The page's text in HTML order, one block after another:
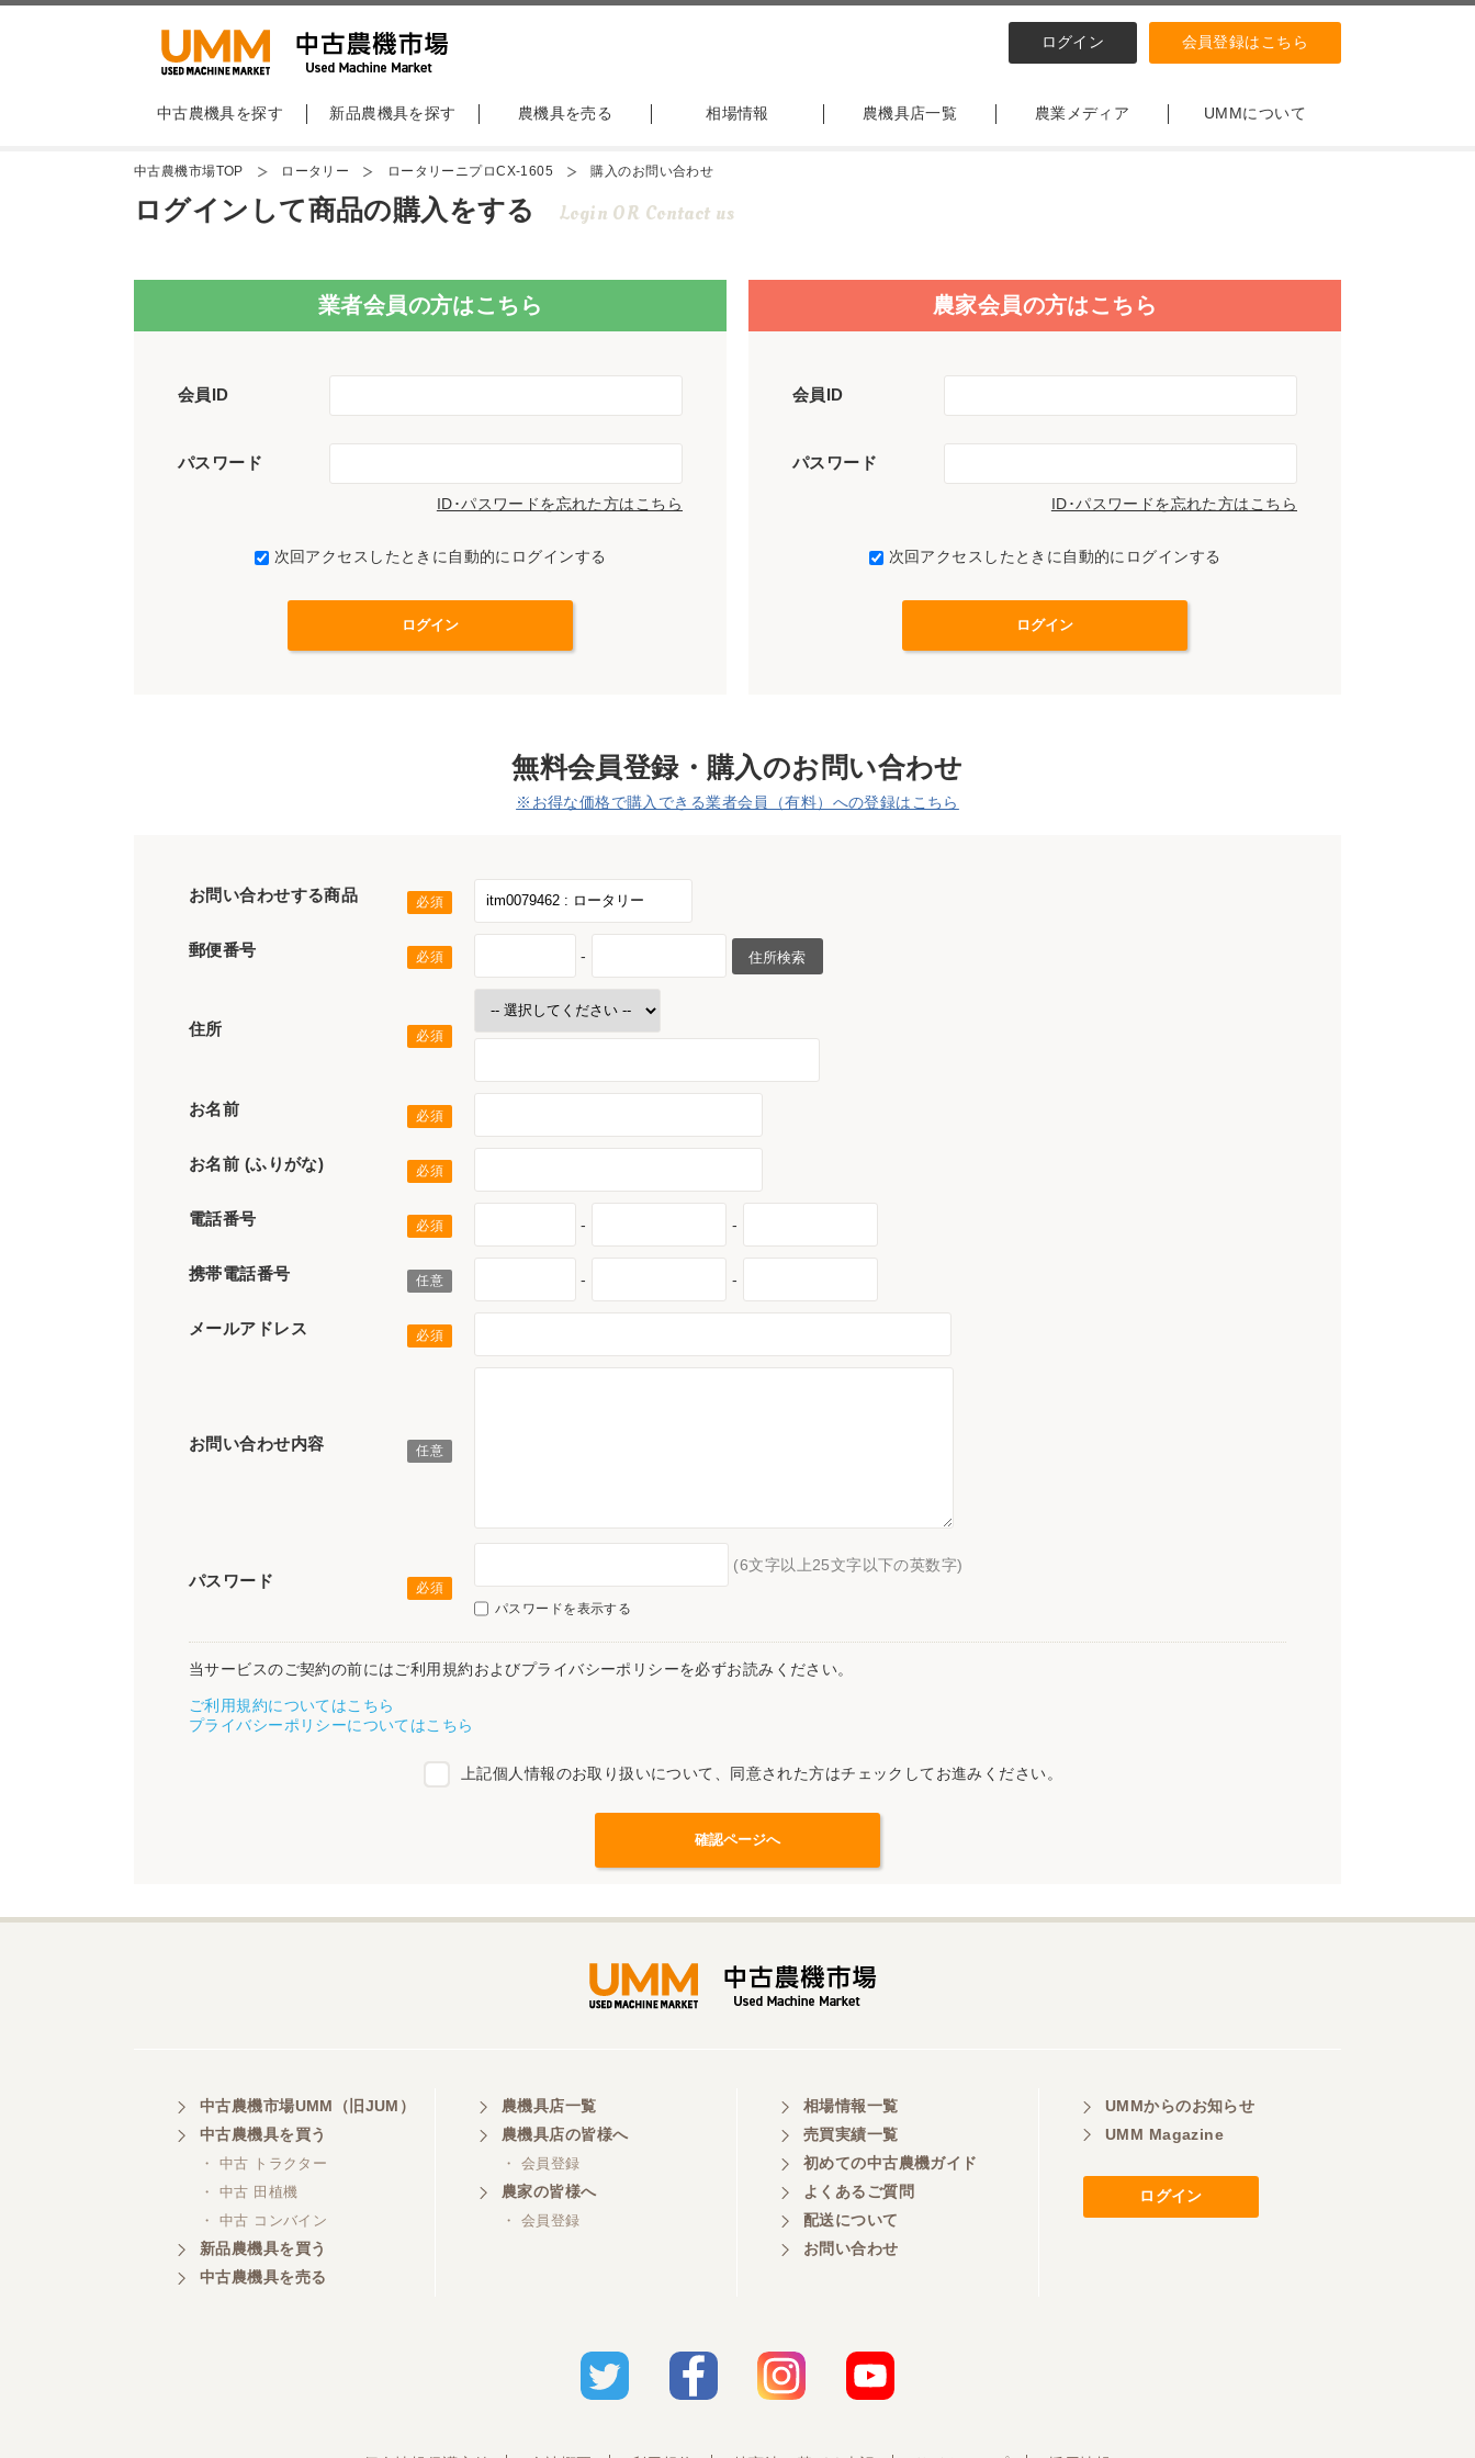
ログイン 会員登録はこちら
中古農機具を探す 新品農機具を探す 農機具を売る 相場情報 農機具店一覧 農業メディア UMMについて
中古農機市場TOP ロータリー ロータリーニプロCX-1605 購入のお問い合わせ
ログインして商品の購入をする Login OR Contact us
業者会員の方はこちら
会員ID
パスワード
ID･パスワードを忘れた方はこちら
次回アクセスしたときに自動的にログインする
農家会員の方はこちら
会員ID
パスワード
ID･パスワードを忘れた方はこちら
次回アクセスしたときに自動的にログインする
無料会員登録・購入のお問い合わせ
※お得な価格で購入できる業者会員（有料）への登録はこちら
お問い合わせする商品
郵便番号 - 住所検索
住所
お名前
お名前 (ふりがな)
電話番号 - -
携帯電話番号 - -
メールアドレス
お問い合わせ内容
パスワード
(6文字以上25文字以下の英数字)
パスワードを表示する
当サービスのご契約の前にはご利用規約およびプライバシーポリシーを必ずお読みください。
ご利用規約についてはこちら
プライバシーポリシーについてはこちら
上記個人情報のお取り扱いについて、同意された方はチェックしてお進みください。
中古農機市場UMM（旧JUM）
中古農機具を買う
・ 中古 トラクター
・ 中古 田植機
・ 中古 コンバイン
新品農機具を買う
中古農機具を売る
農機具店一覧
農機具店の皆様へ
・ 会員登録
農家の皆様へ
・ 会員登録
相場情報一覧
売買実績一覧
初めての中古農機ガイド
よくあるご質問
配送について
お問い合わせ
UMMからのお知らせ
UMM Magazine
ログイン